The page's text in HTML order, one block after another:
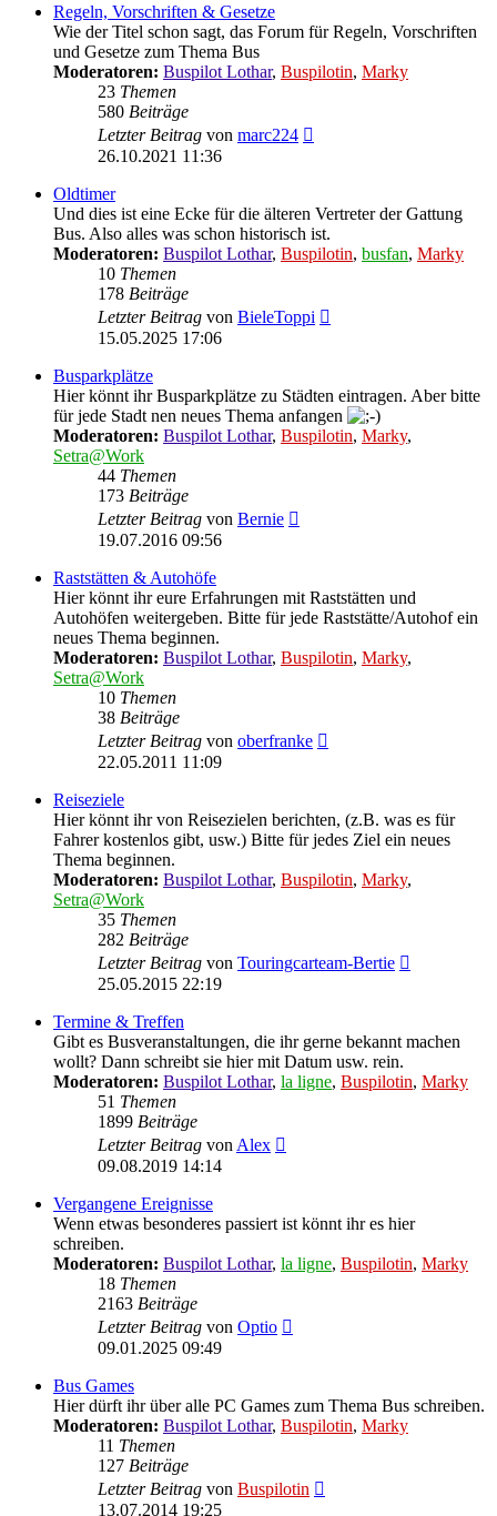
Regeln, Vorschriften & Gesetze
Wie der Titel schon sagt, das Forum für Regeln, Vorschriften
und Gesetze zum Thema Bus
Moderatoren: Buspilot Lothar, Buspilotin, Marky
23 Themen
580 Beiträge
Letzter Beitrag von marc224
26.10.2021 11:36
Oldtimer
Und dies ist eine Ecke für die älteren Vertreter der Gattung
Bus. Also alles was schon historisch ist.
Moderatoren: Buspilot Lothar, Buspilotin, busfan, Marky
10 Themen
178 Beiträge
Letzter Beitrag von BieleToppi
15.05.2025 17:06
Busparkplätze
Hier könnt ihr Busparkplätze zu Städten eintragen. Aber bitte
für jede Stadt nen neues Thema anfangen
Moderatoren: Buspilot Lothar, Buspilotin, Marky,
Setra@Work
44 Themen
173 Beiträge
Letzter Beitrag von Bernie
19.07.2016 09:56
Raststätten & Autohöfe
Hier könnt ihr eure Erfahrungen mit Raststätten und
Autohöfen weitergeben. Bitte für jede Raststätte/Autohof ein
neues Thema beginnen.
Moderatoren: Buspilot Lothar, Buspilotin, Marky,
Setra@Work
10 Themen
38 Beiträge
Letzter Beitrag von oberfranke
22.05.2011 11:09
Reiseziele
Hier könnt ihr von Reisezielen berichten, (z.B. was es für
Fahrer kostenlos gibt, usw.) Bitte für jedes Ziel ein neues
Thema beginnen.
Moderatoren: Buspilot Lothar, Buspilotin, Marky,
Setra@Work
35 Themen
282 Beiträge
Letzter Beitrag von Touringcarteam-Bertie
25.05.2015 22:19
Termine & Treffen
Gibt es Busveranstaltungen, die ihr gerne bekannt machen
wollt? Dann schreibt sie hier mit Datum usw. rein.
Moderatoren: Buspilot Lothar, la ligne, Buspilotin, Marky
51 Themen
1899 Beiträge
Letzter Beitrag von Alex
09.08.2019 14:14
Vergangene Ereignisse
Wenn etwas besonderes passiert ist könnt ihr es hier
schreiben.
Moderatoren: Buspilot Lothar, la ligne, Buspilotin, Marky
18 Themen
2163 Beiträge
Letzter Beitrag von Optio
09.01.2025 09:49
Bus Games
Hier dürft ihr über alle PC Games zum Thema Bus schreiben.
Moderatoren: Buspilot Lothar, Buspilotin, Marky
11 Themen
127 Beiträge
Letzter Beitrag von Buspilotin
13.07.2014 19:25